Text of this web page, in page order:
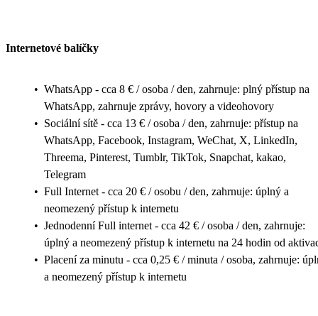
Internetové balíčky
• WhatsApp - cca 8 € / osoba / den, zahrnuje: plný přístup na
WhatsApp, zahrnuje zprávy, hovory a videohovory
• Sociální sítě - cca 13 € / osoba / den, zahrnuje: přístup na
WhatsApp, Facebook, Instagram, WeChat, X, LinkedIn,
Threema, Pinterest, Tumblr, TikTok, Snapchat, kakao,
Telegram
• Full Internet - cca 20 € / osobu / den, zahrnuje: úplný a
neomezený přístup k internetu
• Jednodenní Full internet - cca 42 € / osoba / den, zahrnuje:
úplný a neomezený přístup k internetu na 24 hodin od
• Placení za minutu - cca 0,25 € / minuta / osoba, zahrnuje:
a neomezený přístup k internetu